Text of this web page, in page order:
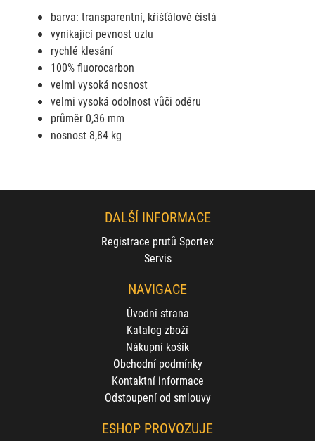
barva: transparentní, křišťálově čistá
vynikající pevnost uzlu
rychlé klesání
100% fluorocarbon
velmi vysoká nosnost
velmi vysoká odolnost vůči oděru
průměr 0,36 mm
nosnost 8,84 kg
DALŠÍ INFORMACE
Registrace prutů Sportex
Servis
NAVIGACE
Úvodní strana
Katalog zboží
Nákupní košík
Obchodní podmínky
Kontaktní informace
Odstoupení od smlouvy
ESHOP PROVOZUJE